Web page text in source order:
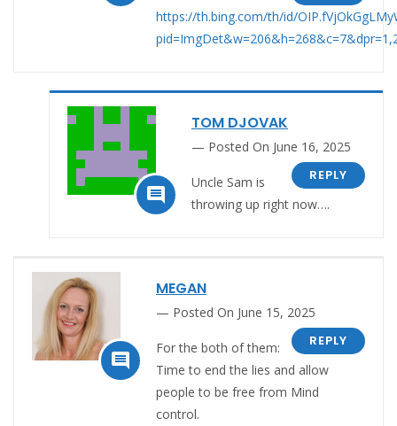
https://th.bing.com/th/id/

TOM DJOVAK
Posted On June 16, 2025
REPLY
Uncle Sam is
throwing up right now….

MEGAN
Posted On June 15, 2025
REPLY
For the both of them:
Time to end the lies and allow
people to be free from Mind
control.